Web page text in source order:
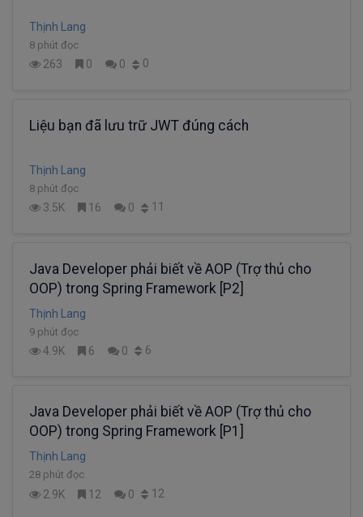
Thịnh Lang
8 phút đọc
263 0 0 0
Liệu bạn đã lưu trữ JWT đúng cách
Thịnh Lang
8 phút đọc
3.5K 16 0 11
Java Developer phải biết về AOP (Trợ thủ cho
OOP) trong Spring Framework [P2]
Thịnh Lang
9 phút đọc
4.9K 6 0 6
Java Developer phải biết về AOP (Trợ thủ cho
OOP) trong Spring Framework [P1]
Thịnh Lang
28 phút đọc
2.9K 12 0 12